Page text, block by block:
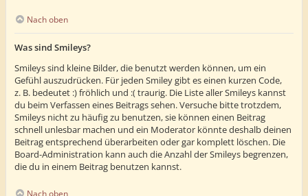
Nach oben
Was sind Smileys?
Smileys sind kleine Bilder, die benutzt werden können, um ein
Gefühl auszudrücken. Für jeden Smiley gibt es einen kurzen Code,
z. B. bedeutet :) fröhlich und :( traurig. Die Liste aller Smileys kannst
du beim Verfassen eines Beitrags sehen. Versuche bitte trotzdem,
Smileys nicht zu häufig zu benutzen, sie können einen Beitrag
schnell unlesbar machen und ein Moderator könnte deshalb deinen
Beitrag entsprechend überarbeiten oder gar komplett löschen. Die
Board-Administration kann auch die Anzahl der Smileys begrenzen,
die du in einem Beitrag benutzen kannst.